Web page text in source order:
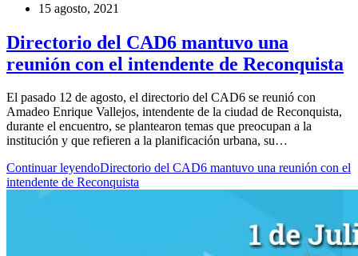
15 agosto, 2021
Directorio del CAD6 mantuvo una
reunión con el intendente de Reconquista
El pasado 12 de agosto, el directorio del CAD6 se reunió con
Amadeo Enrique Vallejos, intendente de la ciudad de Reconquista,
durante el encuentro, se plantearon temas que preocupan a la
institución y que refieren a la planificación urbana, su…
Continuar leyendoDirectorio del CAD6 mantuvo una reunión con el
intendente de Reconquista